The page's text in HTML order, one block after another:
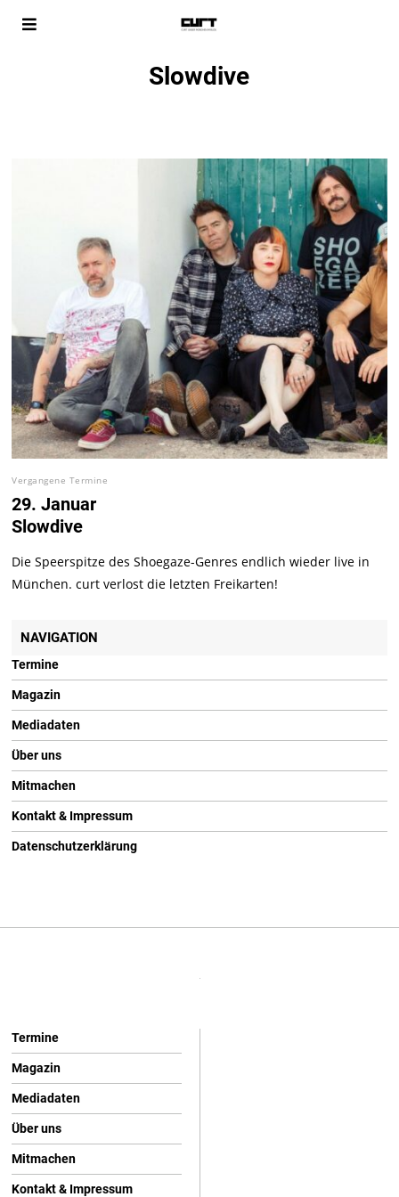
Slowdive
Vergangene Termine
29. Januar
Slowdive
Die Speerspitze des Shoegaze-Genres endlich wieder live in
München. curt verlost die letzten Freikarten!
NAVIGATION
Termine
Magazin
Mediadaten
Über uns
Mitmachen
Kontakt & Impressum
Datenschutzerklärung
Termine
Magazin
Mediadaten
Über uns
Mitmachen
Kontakt & Impressum